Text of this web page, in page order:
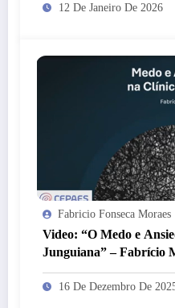
12 De Janeiro De 2026
Fabricio Fonseca Moraes
Video: “O Medo e
Junguiana” – Fabrício
16 De Dezembro De